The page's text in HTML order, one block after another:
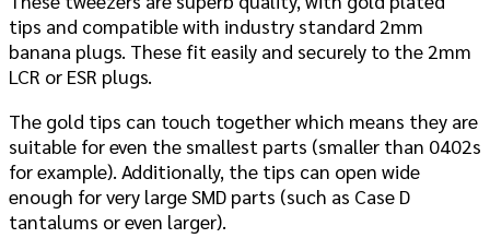
tips and compatible with industry standard 2mm
banana plugs. These fit easily and securely to the 2mm
LCR or ESR plugs.
The gold tips can touch together which means they are
suitable for even the smallest parts (smaller than 0402s
for example). Additionally, the tips can open wide
enough for very large SMD parts (such as Case D
tantalums or even larger).